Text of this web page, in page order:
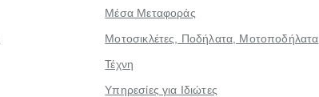
Μέσα Μεταφοράς
Μοτοσικλέτες, Ποδήλατα, Μοτοποδήλατα
Τέχνη
Υπηρεσίες για Ιδιώτες